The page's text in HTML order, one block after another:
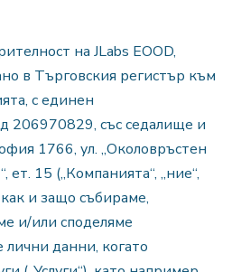
на JLabs EOOD,
в Търговския регистър към
с единен
206970829, със седалище и
1766, ул. „Околовръстен
ет. 15 („Компанията“, „ние“,
как и защо събираме,
и/или споделяме
лични данни, когато